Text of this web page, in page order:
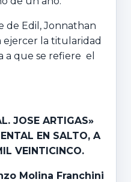
de Edil, Jonnathan
ejercer la titularidad
que se refiere el
JOSE ARTIGAS»
EN SALTO, A
VEINTICINCO.
Molina Franchini